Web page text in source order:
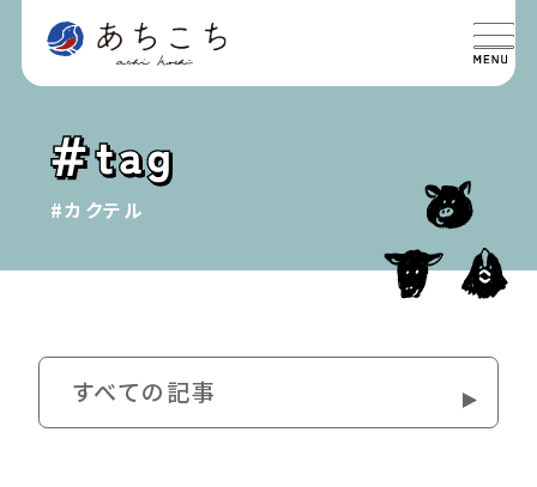
特集 SPECIAL
おでかけ TRIP
#カクテル
すべての記事